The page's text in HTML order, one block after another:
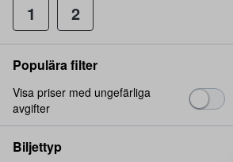
1 2
Populära filter
Visa priser med ungefärliga
avgifter
Biljettyp